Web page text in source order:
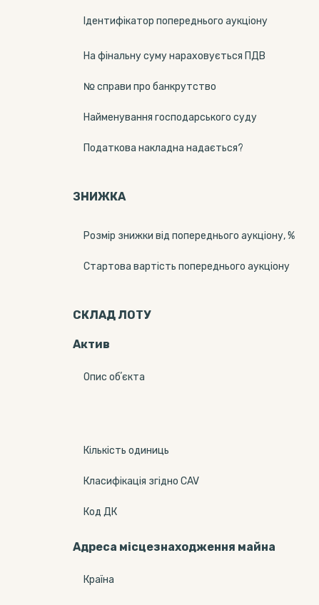
Ідентифікатор попереднього аукціону
На фінальну суму нараховується ПДВ
№ справи про банкрутство
Найменування господарського суду
Податкова накладна надається?
ЗНИЖКА
Розмір знижки від попереднього аукціону, %
Стартова вартість попереднього аукціону
СКЛАД ЛОТУ
Актив
Опис обʼєкта
Кількість одиниць
Класифікація згідно CAV
Код ДК
Адреса місцезнаходження майна
Країна